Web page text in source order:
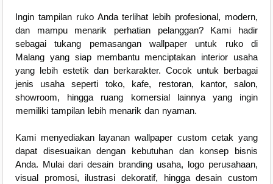
Ingin tampilan ruko Anda terlihat lebih profesional, modern,
dan mampu menarik perhatian pelanggan? Kami hadir
sebagai tukang pemasangan wallpaper untuk ruko di
Malang yang siap membantu menciptakan interior usaha
yang lebih estetik dan berkarakter. Cocok untuk berbagai
jenis usaha seperti toko, kafe, restoran, kantor, salon,
showroom, hingga ruang komersial lainnya yang ingin
memiliki tampilan lebih menarik dan nyaman.
Kami menyediakan layanan wallpaper custom cetak yang
dapat disesuaikan dengan kebutuhan dan konsep bisnis
Anda. Mulai dari desain branding usaha, logo perusahaan,
visual promosi, ilustrasi dekoratif, hingga desain custom